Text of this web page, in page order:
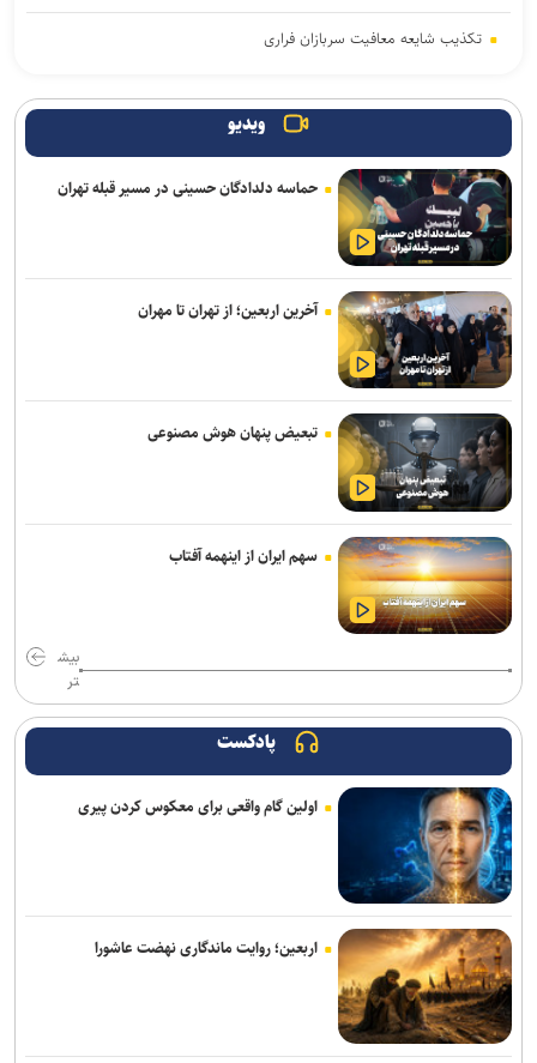
تکذیب شایعه معافیت سربازان فراری
شعله‌های آتش جان باختند
امروز پنجشنبه نبض ترافیک پایتخت به آرامی می‌زند
هدف‌گذاری شده است
از کشورهای مختلف خدمت‌رسانی کرد
تصادف زنجیره‌ای ۱۲ خودرو با ۱۹ مصدوم در محور یاسوج–اصفهان/ علت
حادثه در دست بررسی است
سامانه تخصصی قوانین تأمین اجتماعی راه‌اندازی شد
افزایش احتمال انتقال بیماری‌های مشترک بین انسان و حیوان با قاچاق
دام/ کنترل تب دنگی از مالاریا دشوارتر است
پایش شبانه روزی تهویه قطار‌ها و ایستگاه‌های مترو/ پیش‌بینی هوشمند
۳ سانحه مرگبار طی یک هفته در بزرگراه‌های تهران؛ هشدار دوباره به
رشد ۴۲ درصدی سازش در شورای حل اختلاف استان تهران
ترافیک سنگین در جاده چالوس/ جاده‌های شمالی بدون مداخلات جوی و
سایر محورها روان است
۷کشته و مصدوم در تصادف مرگبار پژو پارس و ساینا در اصفهان
روایت کولیوند از خدمات هلال احمر در اربعین حسینی
جزئیات ثبت ادعا، تهیه نقشه UTM و ارائه مادر سند اعلام شد
ویدیو
حماسه دلدادگان حسینی در مسیر قبله تهران
آخرین اربعین؛ از تهران تا مهران
تبعیض پنهان هوش مصنوعی
سهم ایران از اینهمه آفتاب
بیش
تر
پادکست
اولین گام واقعی برای معکوس کردن پیری
اربعین؛ روایت ماندگاری نهضت عاشورا